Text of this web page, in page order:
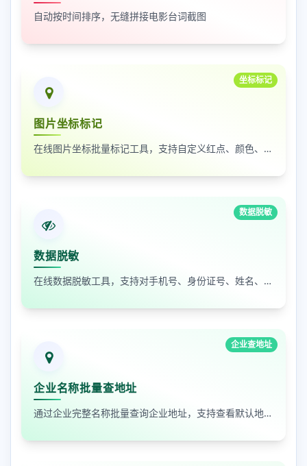
自动按时间排序，无缝拼接电影台词截图
坐标标记
图片坐标标记
在线图片坐标批量标记工具，支持自定义红点、颜色、大小及序号
数据脱敏
数据脱敏
在线数据脱敏工具，支持对手机号、身份证号、姓名、邮箱等敏感数据进行批量脱敏处理，保护隐私安全
企业查地址
企业名称批量查地址
通过企业完整名称批量查询企业地址，支持查看默认地址、年报地址和注册地址，适合企业资料整理和工商信息核对